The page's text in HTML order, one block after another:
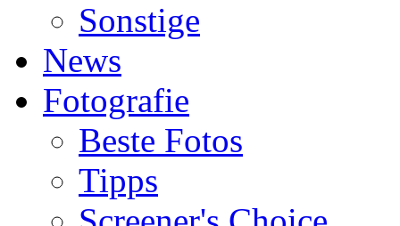
Sonstige
News
Fotografie
Beste Fotos
Tipps